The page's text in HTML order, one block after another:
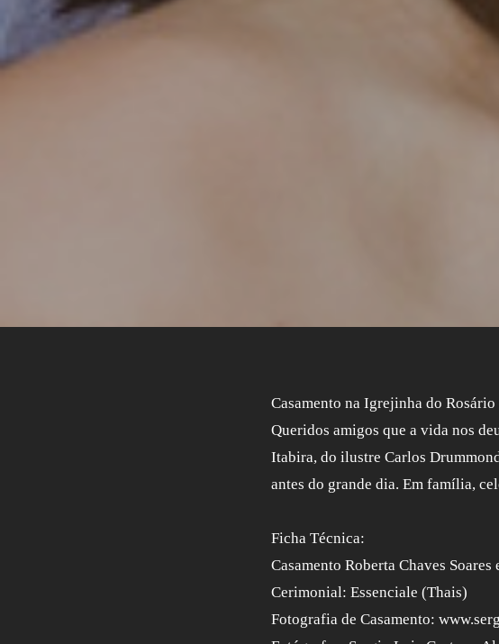
Casamento na Igrejinha do
Queridos amigos que a vida nos
Itabira, do ilustre Carlos
antes do grande dia. Em família,
Ficha Técnica:
Casamento Roberta Chaves
Cerimonial: Essenciale (Thais)
Fotografia de Casamento: